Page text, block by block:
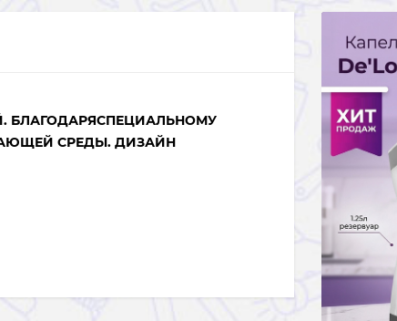
БЛАГОДАРЯСПЕЦИАЛЬНОМУ
СРЕДЫ. ДИЗАЙН